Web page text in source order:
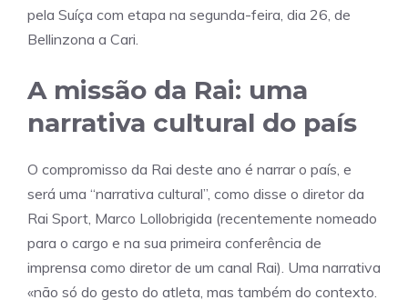
pela Suíça com etapa na segunda-feira, dia 26, de
Bellinzona a Cari.
A missão da Rai: uma
narrativa cultural do país
O compromisso da Rai deste ano é narrar o país, e
será uma “narrativa cultural”, como disse o diretor da
Rai Sport, Marco Lollobrigida (recentemente nomeado
para o cargo e na sua primeira conferência de
imprensa como diretor de um canal Rai). Uma narrativa
«não só do gesto do atleta, mas também do contexto.